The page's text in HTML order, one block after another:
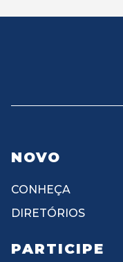
NOVO
CONHEÇA
DIRETÓRIOS
PARTICIPE